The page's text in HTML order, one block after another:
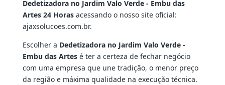
Dedetizadora no Jardim Valo Verde - Embu das
Artes 24 Horasacessando o nosso site oficial:
ajaxsolucoes.com.br.
Escolher a Dedetizadora no Jardim Valo Verde -
Embu das Artesé ter a certeza de fechar negócio
com uma empresa que une tradição, o menor preço
da região e máxima qualidade na execução técnica.